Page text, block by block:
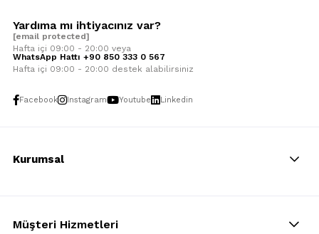
Yardıma mı ihtiyacınız var?
[email protected]
Hafta içi 09:00 - 20:00 veya
WhatsApp Hattı +90 850 333 0 567
Hafta içi 09:00 - 20:00 destek alabilirsiniz
Facebook Instagram Youtube Linkedin
Kurumsal
Müşteri Hizmetleri